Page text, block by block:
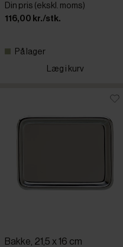
Din pris (ekskl. moms)
116,00 kr./stk.
På lager
Læg i kurv
Bakke, 21,5 x 16 cm